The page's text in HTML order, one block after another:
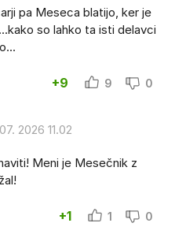
pa Meseca blatijo, ker je
so lahko ta isti delavci
+9 9 0
2026 11.02
Meni je Mesečnik z
+1 1 0